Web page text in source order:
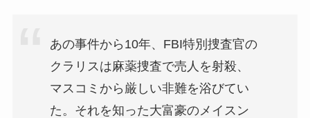
あの事件から10年、FBI特別捜査官の
クラリスは麻薬捜査で売人を射殺、
マスコミから厳しい非難を浴びてい
た。それを知った大富豪のメイスン